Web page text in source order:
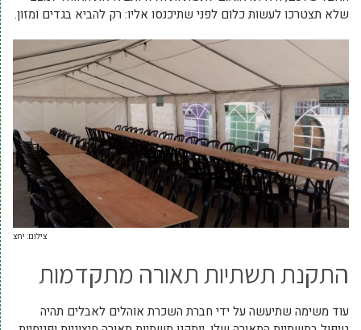
שלא תצטרכו לעשות כלום לפני שתיכנסו אליו: רק להביא בגדים ומזון.
צילום: יחצ
התקנת תשתיות תאורה מתקדמות
עוד משימה שתיעשה על ידי חברת השכרת אוהלים לאבלים תהיה